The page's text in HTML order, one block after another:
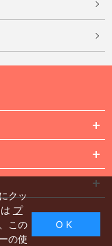
クッ
プ
この
の使
O K